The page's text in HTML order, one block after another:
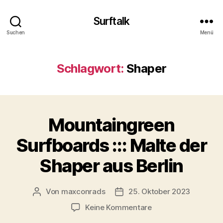
Suchen
Surftalk
Menü
Schlagwort: Shaper
Mountaingreen
Surfboards ::: Malte der
Shaper aus Berlin
Beitragsautor
Von maxconrads Beitragsdatum
25. Oktober 2023
Keine Kommentarezu